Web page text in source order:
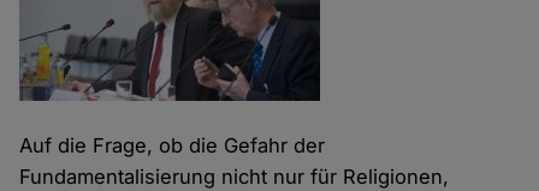
Auf die Frage, ob die Gefahr der
Fundamentalisierung nicht nur für Religionen,